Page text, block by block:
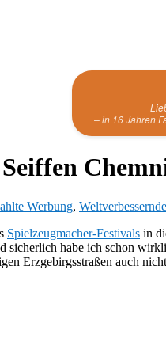
– in 16 Jahren
Werbung,
Spielzeugmacher-Festivals in
sicherlich habe ich schon
Erzgebirgsstraßen auch